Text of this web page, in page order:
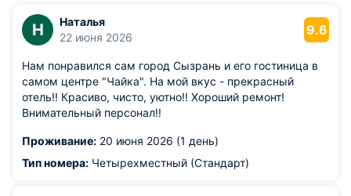
Н
Наталья
22 июня 2026
9.6
Нам понравился сам город Сызрань и его гостиница в
самом центре "Чайка". На мой вкус - прекрасный
отель!! Красиво, чисто, уютно!! Хороший ремонт!
Внимательный персонал!!
Проживание: 20 июня 2026 (1 день)
Тип номера: Четырехместный (Стандарт)